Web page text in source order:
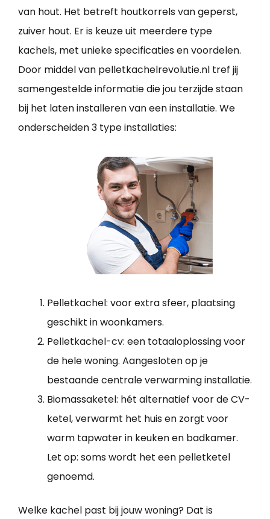
van hout. Het betreft houtkorrels van geperst,
zuiver hout. Er is keuze uit meerdere type
kachels, met unieke specificaties en voordelen.
Door middel van pelletkachelrevolutie.nl tref jij
samengestelde informatie die jou terzijde staan
bij het laten installeren van een installatie. We
onderscheiden 3 type installaties:
Pelletkachel: voor extra sfeer, plaatsing
geschikt in woonkamers.
Pelletkachel-cv: een totaaloplossing voor
de hele woning. Aangesloten op je
bestaande centrale verwarming installatie.
Biomassaketel: hét alternatief voor de CV-
ketel, verwarmt het huis en zorgt voor
warm tapwater in keuken en badkamer.
Let op: soms wordt het een pelletketel
genoemd.
Welke kachel past bij jouw woning? Dat is